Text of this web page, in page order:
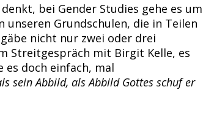
bei Gender Studies gehe es um
Grundschulen, die in Teilen
nicht nur zwei oder drei
Streitgespräch mit Birgit Kelle, es
es doch einfach, mal
sein Abbild, als Abbild Gottes schuf er